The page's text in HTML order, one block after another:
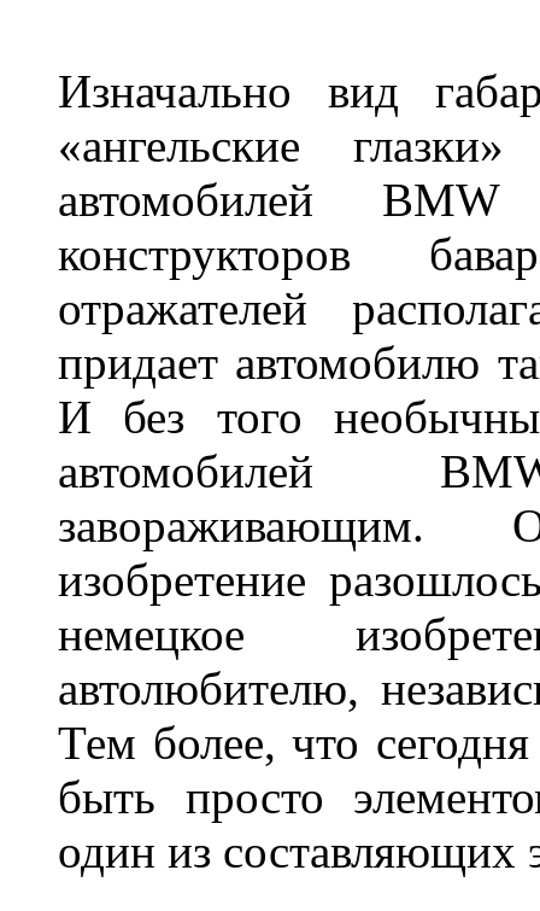
Изначально вид
«ангельские
автомобилей
конструкторов
отражателей
придает автомобилю
И без того
автомобилей
завораживающим.
изобретение
немецкое
автолюбителю,
Тем более, что сегодня
быть просто
один из